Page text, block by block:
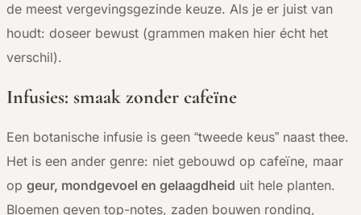
de meest vergevingsgezinde keuze. Als je er juist van
houdt: doseer bewust (grammen maken hier écht het
verschil).
Infusies: smaak zonder cafeïne
Een botanische infusie is geen “tweede keus” naast thee.
Het is een ander genre: niet gebouwd op cafeïne, maar
op geur, mondgevoel en gelaagdheid uit hele planten.
Bloemen geven top-notes, zaden bouwen ronding,